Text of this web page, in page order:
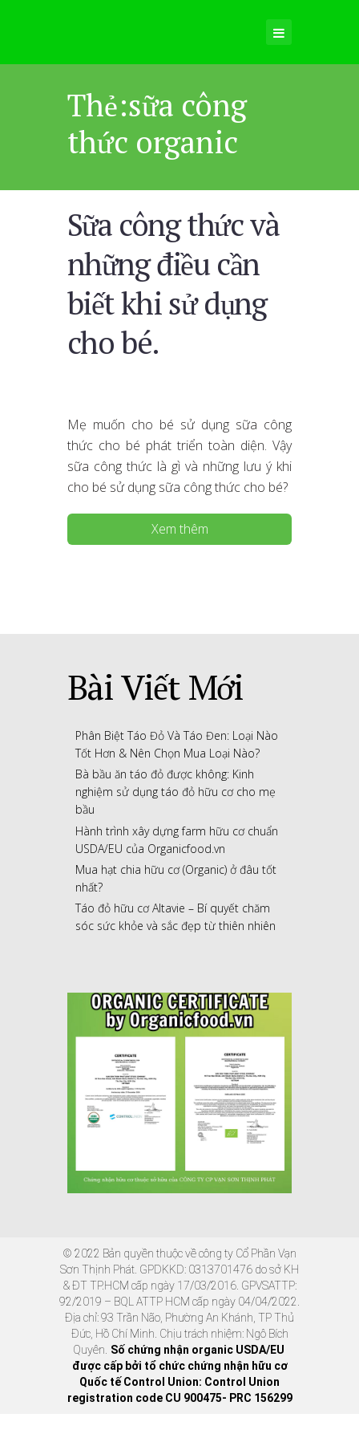
Thẻ:sữa công
thức organic
Sữa công thức và
những điều cần
biết khi sử dụng
cho bé.
Mẹ muốn cho bé sử dụng sữa công
thức cho bé phát triển toàn diện. Vậy
sữa công thức là gì và những lưu ý khi
cho bé sử dụng sữa công thức cho bé?
Xem thêm
Bài Viết Mới
Phân Biệt Táo Đỏ Và Táo Đen: Loại Nào
Tốt Hơn & Nên Chọn Mua Loại Nào?
Bà bầu ăn táo đỏ được không: Kinh
nghiệm sử dụng táo đỏ hữu cơ cho mẹ
bầu
Hành trình xây dựng farm hữu cơ chuẩn
USDA/EU của Organicfood.vn
Mua hạt chia hữu cơ (Organic) ở đâu tốt
nhất?
Táo đỏ hữu cơ Altavie – Bí quyết chăm
sóc sức khỏe và sắc đẹp từ thiên nhiên
© 2022 Bản quyền thuộc về công ty Cổ Phần Vạn
Sơn Thịnh Phát. GPDKKD: 0313701476 do sở KH
& ĐT TP.HCM cấp ngày 17/03/2016. GPVSATTP:
92/2019 – BQL ATTP HCM cấp ngày 04/04/2022.
Địa chỉ: 93 Trần Não, Phường An Khánh, TP Thủ
Đức, Hồ Chí Minh. Chịu trách nhiệm: Ngô Bích
Quyên. Số chứng nhận organic USDA/EU
được cấp bởi tổ chức chứng nhận hữu cơ
Quốc tế Control Union: Control Union
registration code CU 900475- PRC 156299